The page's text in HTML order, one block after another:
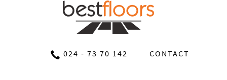
024 - 73 70 142 CONTACT